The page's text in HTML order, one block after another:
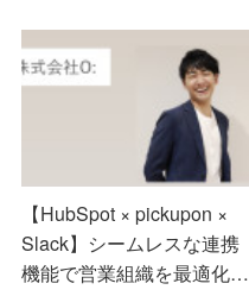
【HubSpot × pickupon ×
Slack】シームレスな連携
機能で営業組織を最適化…